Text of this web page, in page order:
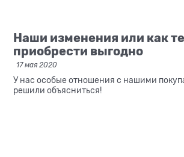
Наши изменения или как
приобрести выгодно
17 мая 2020
У нас особые отношения с нашими
решили объясниться!